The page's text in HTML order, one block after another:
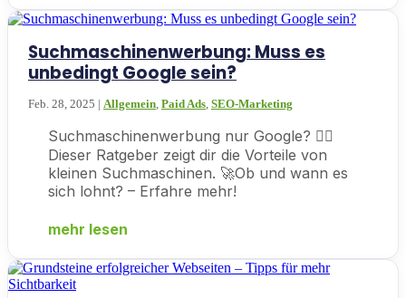
Suchmaschinenwerbung: Muss es
unbedingt Google sein?
Feb. 28, 2025 | Allgemein Paid Ads SEO-Marketing
Suchmaschinenwerbung nur Google? 👉🏼
Dieser Ratgeber zeigt dir die Vorteile von
kleinen Suchmaschinen. 🚀Ob und wann es
sich lohnt? – Erfahre mehr!
mehr lesen